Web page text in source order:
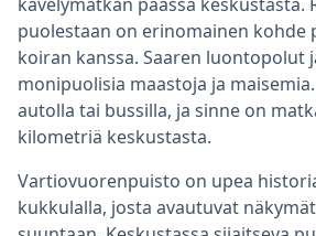
puolestaan on erinomainen kohde
koiran kanssa. Saaren luontopolut
monipuolisia maastoja ja
autolla tai bussilla, ja sinne on
kilometriä keskustasta.
Vartiovuorenpuisto on upea
kukkulalla, josta avautuvat